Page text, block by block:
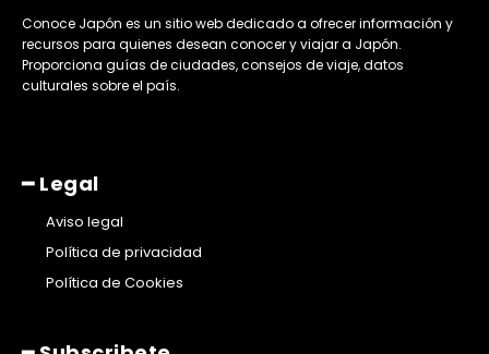
​Conoce Japón es un sitio web dedicado a ofrecer información y
recursos para quienes desean conocer y viajar a Japón.
Proporciona guías de ciudades, consejos de viaje, datos
culturales sobre el país. ​
━ Legal
Aviso legal
Política de privacidad
Política de Cookies